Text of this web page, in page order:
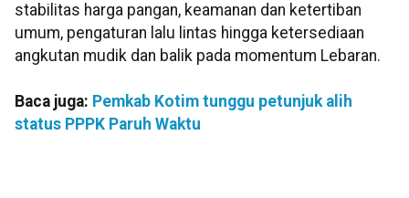
stabilitas harga pangan, keamanan dan ketertiban
umum, pengaturan lalu lintas hingga ketersediaan
angkutan mudik dan balik pada momentum Lebaran.
Baca juga: Pemkab Kotim tunggu petunjuk alih
status PPPK Paruh Waktu